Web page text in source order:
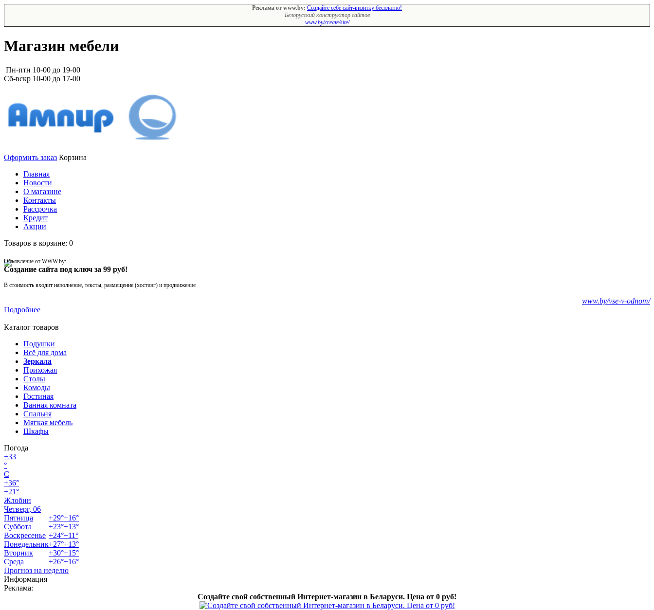
Реклама от www.by: Создайте себе сайт-визитку бесплатно!
Белорусский конструктор сайтов
www.by/create/site/
Магазин мебели
Пн-птн 10-00 до 19-00
Сб-вскр 10-00 до 17-00
Оформить заказ Корзина
Главная
Новости
О магазине
Контакты
Рассрочка
Кредит
Акции
Товаров в корзине: 0
Объявление от WWW.by:
Создание сайта под ключ за 99 руб!
В стоимость входит наполнение, тексты, размещение (хостинг) и продвижение
www.by/vse-v-odnom/
Подробнее
Каталог товаров
Подушки
Всё для дома
Зеркала
Прихожая
Столы
Комоды
Гостиная
Ванная комната
Спальня
Мягкая мебель
Шкафы
Погода
+33
°
C
+36°
+21°
Жлобин
Четверг, 06
Пятница
+29°+16°
Суббота
+23°+13°
Воскресенье +24°+11°
Понедельник+27°+13°
Вторник
+30°+15°
Среда
+26°+16°
Прогноз на неделю
Информация
Реклама:
Создайте свой собственный Интернет-магазин в Беларуси. Цена от 0 руб!